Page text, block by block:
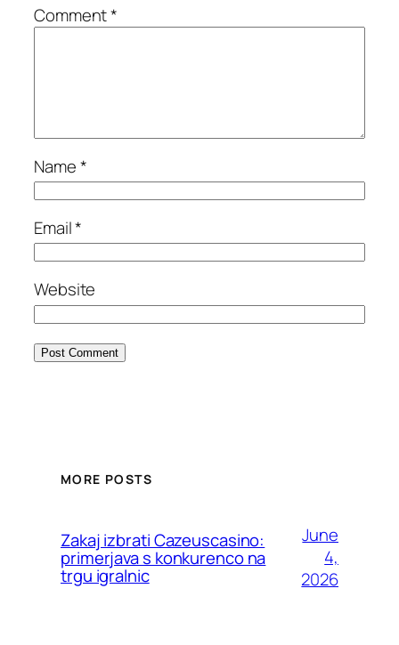
Comment*
Name*
Email*
Website
MORE POSTS
Zakaj izbrati Cazeuscasino:
primerjava s konkurenco na
trgu igralnic
June
4,
2026